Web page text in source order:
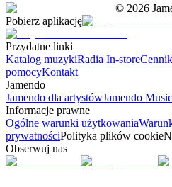
© 2026
Pobierz aplikację
Przydatne linki
Katalog muzykiRadia In-storeCennik
pomocyKontakt
Jamendo
Jamendo dla artystówJamendo Music
Informacje prawne
Ogólne warunki użytkowania
prywatnościPolityka plików cookie
Obserwuj nas